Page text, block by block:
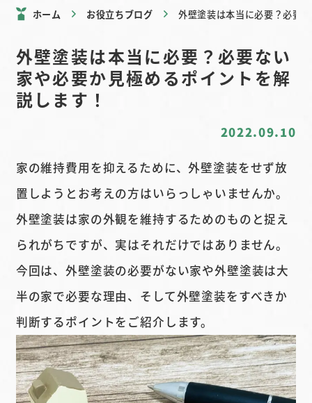
ホーム お役立ちブログ 外壁塗装は本当に必要？必要
外壁塗装は本当に必要？必要ない
家や必要か見極めるポイントを解
説します！
2022.09.10
家の維持費用を抑えるために、外壁塗装をせず放
置しようとお考えの方はいらっしゃいませんか。
外壁塗装は家の外観を維持するためのものと捉え
られがちですが、実はそれだけではありません。
今回は、外壁塗装の必要がない家や外壁塗装は大
半の家で必要な理由、そして外壁塗装をすべきか
判断するポイントをご紹介します。